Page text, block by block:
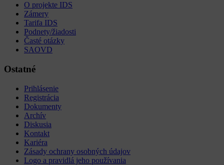
O projekte IDS
Zámery
Tarifa IDS
Podnety/žiadosti
Časté otázky
SAOVD
Ostatné
Prihlásenie
Registrácia
Dokumenty
Archív
Diskusia
Kontakt
Kariéra
Zásady ochrany osobných údajov
Logo a pravidlá jeho používania